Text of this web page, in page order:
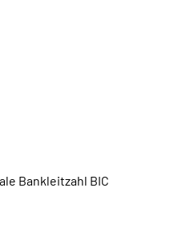
Bankleitzahl BIC